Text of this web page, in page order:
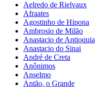
Aelredo de Rielvaux
Afraates
Agostinho de Hipona
Ambrosio de Milão
Anastacio de Antioquia
Anastacio do Sinai
André de Creta
Anônimos
Anselmo
Antão, o Grande